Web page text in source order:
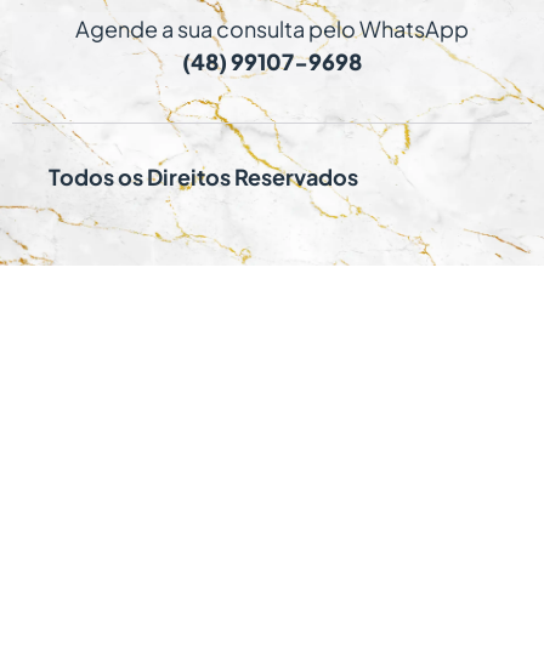
Agende a sua consulta pelo WhatsApp
(48) 99107-9698
Todos os Direitos Reservados